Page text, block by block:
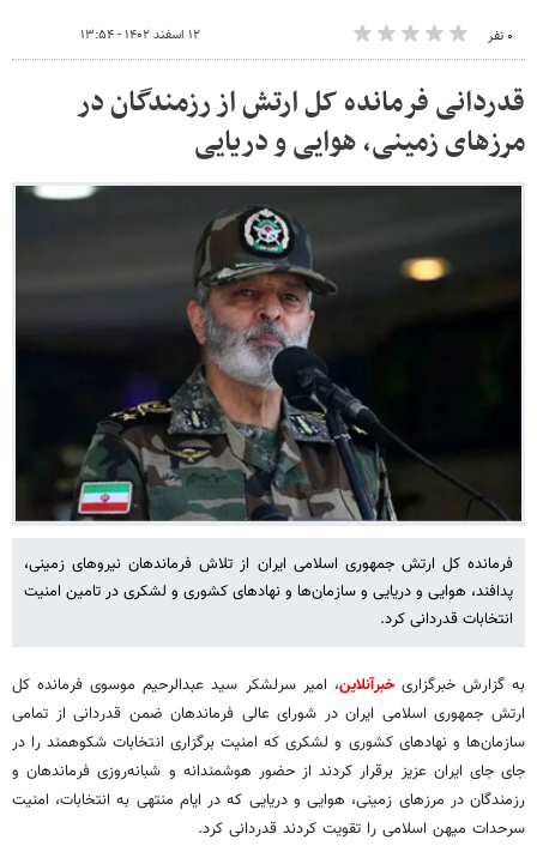
۰ نفر ۱۲ اسفند ۱۴۰۲ - ۱۳:۵۴
قدردانی فرمانده کل ارتش از رزمندگان در
مرزهای زمینی، هوایی و دریایی
فرمانده کل ارتش جمهوری اسلامی ایران از تلاش فرماندهان نیروهای زمینی،
پدافند، هوایی و دریایی و سازمان‌ها و نهادهای کشوری و لشکری در تامین امنیت
انتخابات قدردانی کرد.
به گزارش خبرگزاریخبرآنلاین، امیر سرلشکر سید عبدالرحیم موسوی فرمانده کل
ارتش جمهوری اسلامی ایران در شورای عالی فرماندهان ضمن قدردانی از تمامی
سازمان‌ها و نهادهای کشوری و لشکری که امنیت برگزاری انتخابات شکوهمند را در
جای جای ایران عزیز برقرار کردند از حضور هوشمندانه و شبانه‌روزی فرماندهان و
رزمندگان در مرزهای زمینی، هوایی و دریایی که در ایام منتهی به انتخابات، امنیت
سرحدات میهن اسلامی را تقویت کردند قدردانی کرد.